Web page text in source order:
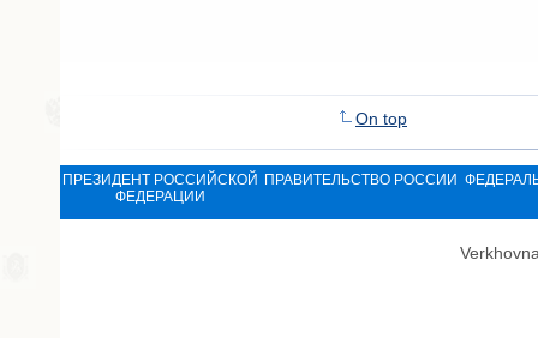
On top
ПРЕЗИДЕНТ РОССИЙСКОЙ
ФЕДЕРАЦИИ
ПРАВИТЕЛЬСТВО РОССИИ